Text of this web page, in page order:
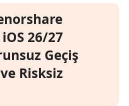
26/27
Geçiş
Risksiz